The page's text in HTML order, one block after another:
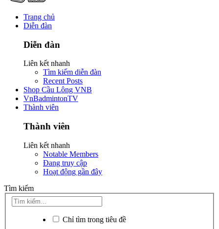
Trang chủ
Diễn đàn
Diễn đàn
Liên kết nhanh
Tìm kiếm diễn đàn
Recent Posts
Shop Cầu Lông VNB
VnBadmintonTV
Thành viên
Thành viên
Liên kết nhanh
Notable Members
Đang truy cập
Hoạt động gần đây
Tìm kiếm
Chỉ tìm trong tiêu đề